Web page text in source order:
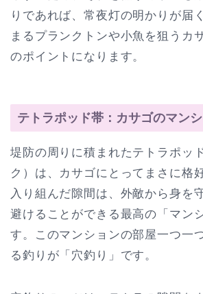
りであれば、常夜灯の明かりが届
まるプランクトンや小魚を狙うカ
のポイントになります。
テトラポッド帯：カサゴのマン
堤防の周りに積まれたテトラポッ
ク）は、カサゴにとってまさに格
入り組んだ隙間は、外敵から身を
避けることができる最高の「マン
す。このマンションの部屋一つ一
る釣りが「穴釣り」です。